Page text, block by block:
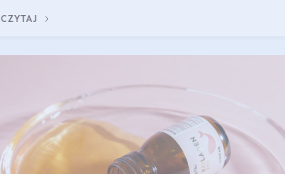
sprawdza się kolagen rybi, a dla wspierania stawów — kolagen
CZYTAJ